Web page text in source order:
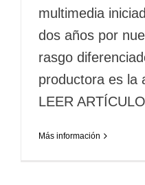
multimedia
dos años por
rasgo
productora es la
LEER ARTÍCULO
Más información